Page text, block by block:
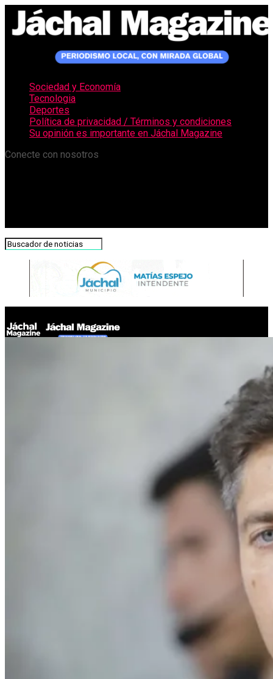
Sociedad y Economía
Tecnologia
Deportes
Política de privacidad / Términos y condiciones
Su opinión es importante en Jáchal Magazine
Conecte con nosotros
Kicillof suma respaldo gremial mientras crece su nombre en la